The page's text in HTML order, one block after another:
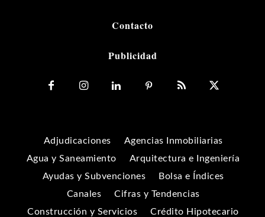
Contacto
Publicidad
Adjudicaciones
Agencias Inmobiliarias
Agua y Saneamiento
Arquitectura e Ingeniería
Ayudas y Subvenciones
Bolsa e Índices
Canales
Cifras y Tendencias
Construcción y Servicios
Crédito Hipotecario